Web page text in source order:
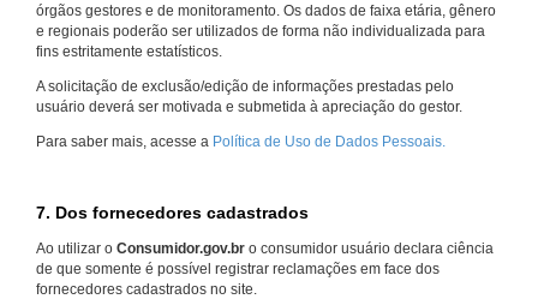
órgãos gestores e de monitoramento. Os dados de faixa etária, gênero
e regionais poderão ser utilizados de forma não individualizada para
fins estritamente estatísticos.
A solicitação de exclusão/edição de informações prestadas pelo
usuário deverá ser motivada e submetida à apreciação do gestor.
Para saber mais, acesse a Política de Uso de Dados Pessoais.
7. Dos fornecedores cadastrados
Ao utilizar o Consumidor.gov.br o consumidor usuário declara ciência
de que somente é possível registrar reclamações em face dos
fornecedores cadastrados no site.